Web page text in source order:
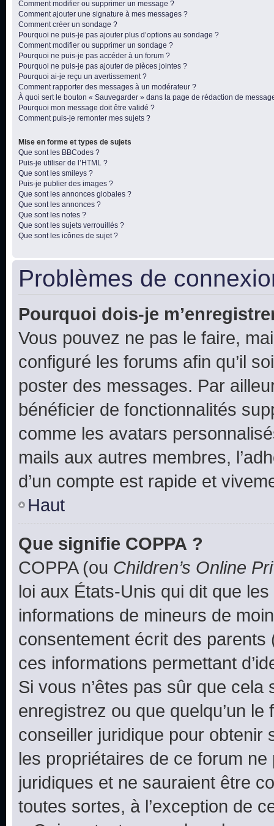
Comment modifier ou supprimer un message ?
Comment ajouter une signature à mes messages ?
Comment créer un sondage ?
Pourquoi ne puis-je pas ajouter plus d’options au sondage ?
Comment modifier ou supprimer un sondage ?
Pourquoi ne puis-je pas accéder à un forum ?
Pourquoi ne puis-je pas ajouter de pièces jointes ?
Pourquoi ai-je reçu un avertissement ?
Comment rapporter des messages à un modérateur ?
À quoi sert le bouton « Sauvegarder » dans la page de rédaction de
Pourquoi mon message doit être validé ?
Comment puis-je remonter mes sujets ?
Mise en forme et types de sujets
Que sont les BBCodes ?
Puis-je utiliser de l’HTML ?
Que sont les smileys ?
Puis-je publier des images ?
Que sont les annonces globales ?
Que sont les annonces ?
Que sont les notes ?
Que sont les sujets verrouillés ?
Que sont les icônes de sujet ?
Problèmes de
Pourquoi dois-je
Vous pouvez ne pas le faire,
configuré les forums afin qu’il
poster des messages. Par
bénéficier de fonctionnalités
comme les avatars
mails aux autres membres,
d’un compte est rapide et
Haut
Que signifie COPPA ?
COPPA (ou Children’s Online
loi aux États-Unis qui dit que
informations de mineurs de
consentement écrit des parents
ces informations permettant
Si vous n’êtes pas sûr que
enregistrez ou que quelqu’un
conseiller juridique pour obtenir
les propriétaires de ce forum
juridiques et ne sauraient être
toutes sortes, à l’exception de